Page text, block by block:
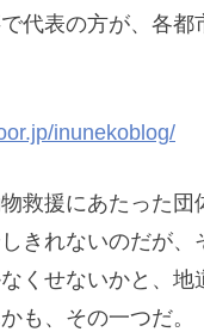
代表の方が、各
inunekoblog/
救援にあたった団
きれないのだが
くせないかと、
も、その一つだ。